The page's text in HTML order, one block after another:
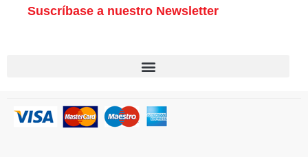
Suscríbase a nuestro Newsletter